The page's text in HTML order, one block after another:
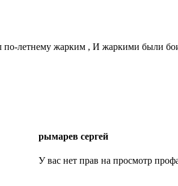
по-летнему жарким , И жаркими были
рымарев сергей
У вас нет прав на просмотр